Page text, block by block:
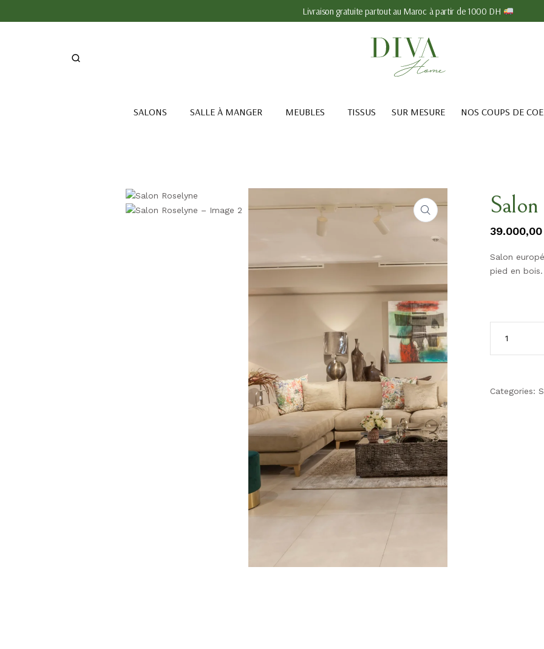
Livraison gratuite partout au Maroc à partir de 1000 DH
SALONS SALLE À MANGER MEUBLES TISSUS SUR MESURE NOS COUPS DE
39.000,00
Salon
pied en bois.
Categories: